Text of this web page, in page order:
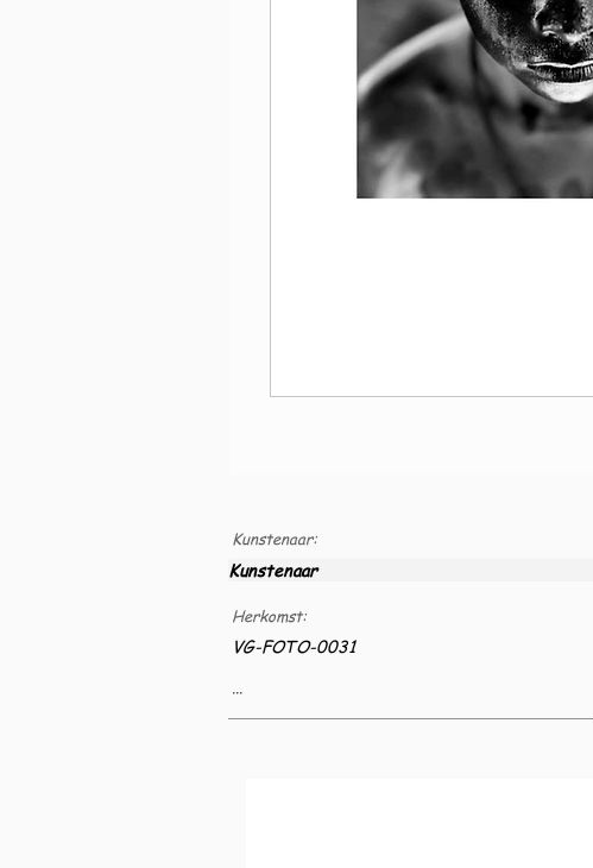
Kunstenaar:
Kunstenaar
Herkomst:
VG-FOTO-0031
...